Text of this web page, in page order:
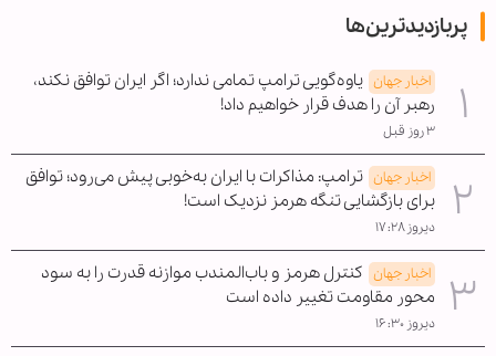
پربازدیدترین‌ها
اخبار جهان یاوه‌گویی ترامپ تمامی ندارد؛ اگر ایران توافق نکند،
رهبر آن را هدف قرار خواهیم داد!
۳ روز قبل
اخبار جهان ترامپ: مذاکرات با ایران به‌خوبی پیش می‌رود؛ توافق
برای بازگشایی تنگه هرمز نزدیک است!
دیروز ۱۷:۲۸
اخبار جهان کنترل هرمز و باب‌المندب موازنه قدرت را به سود
محور مقاومت تغییر داده است
دیروز ۱۶:۳۰